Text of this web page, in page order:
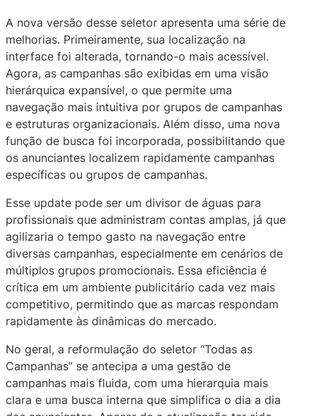
A nova versão desse seletor apresenta uma série de
melhorias. Primeiramente, sua localização na
interface foi alterada, tornando-o mais acessível.
Agora, as campanhas são exibidas em uma visão
hierárquica expansível, o que permite uma
navegação mais intuitiva por grupos de campanhas
e estruturas organizacionais. Além disso, uma nova
função de busca foi incorporada, possibilitando que
os anunciantes localizem rapidamente campanhas
específicas ou grupos de campanhas.
Esse update pode ser um divisor de águas para
profissionais que administram contas amplas, já que
agilizaria o tempo gasto na navegação entre
diversas campanhas, especialmente em cenários de
múltiplos grupos promocionais. Essa eficiência é
crítica em um ambiente publicitário cada vez mais
competitivo, permitindo que as marcas respondam
rapidamente às dinâmicas do mercado.
No geral, a reformulação do seletor “Todas as
Campanhas” se antecipa a uma gestão de
campanhas mais fluida, com uma hierarquia mais
clara e uma busca interna que simplifica o dia a dia